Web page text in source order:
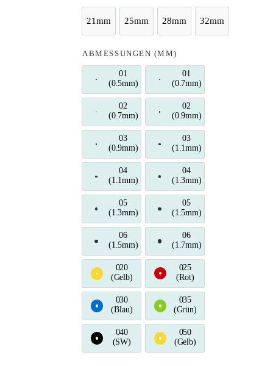
21mm
21mm 25mm
25mm 28mm
28mm 32mm
32mm
ABMESSUNGEN (MM)
01
(0.5mm)01 (0.5mm)
01
(0.7mm)01 (0.7mm)
02
(0.7mm)02 (0.7mm)
02
(0.9mm)02 (0.9mm)
03
(0.9mm)03 (0.9mm)
03
(1.1mm)03 (1.1mm)
04
(1.1mm)04 (1.1mm)
04
(1.3mm)04 (1.3mm)
05
(1.3mm)05 (1.3mm)
05
(1.5mm)05 (1.5mm)
06
(1.5mm)06 (1.5mm)
06
(1.7mm)06 (1.7mm)
020
(Gelb)020 (Gelb)
025
(Rot)025 (Rot)
030
(Blau)030 (Blau)
035
(Grün)035 (Grün)
040
(SW)040 (Schwarz)
050
(Gelb)050 (Gelb)